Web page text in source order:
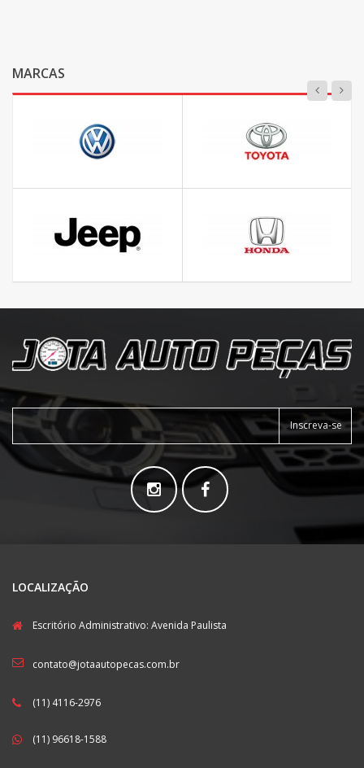
MARCAS
Inscreva-se
LOCALIZAÇÃO
Escritório Administrativo: Avenida Paulista
contato@jotaautopecas.com.br
(11) 4116-2976
(11) 96618-1588